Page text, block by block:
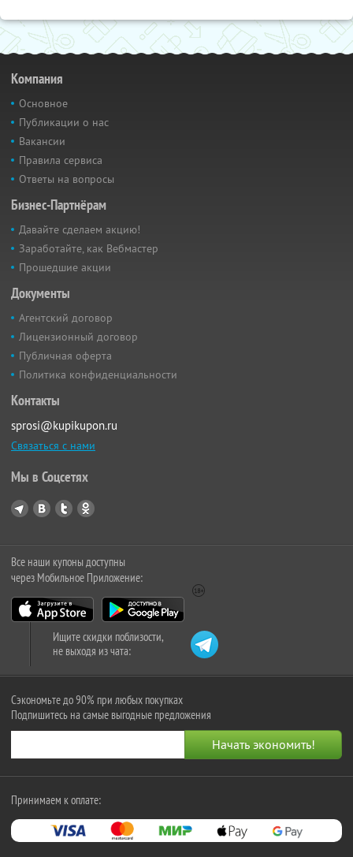
Компания
Основное
Публикации о нас
Вакансии
Правила сервиса
Ответы на вопросы
Бизнес-Партнёрам
Давайте сделаем акцию!
Заработайте, как Вебмастер
Прошедшие акции
Документы
Агентский договор
Лицензионный договор
Публичная оферта
Политика конфиденциальности
Контакты
sprosi@kupikupon.ru
Связаться с нами
Мы в Соцсетях
Все наши купоны доступны
через Мобильное Приложение:
Ищите скидки поблизости,
не выходя из чата:
Сэкономьте до 90% при любых покупках
Подпишитесь на самые выгодные предложения
Принимаем к оплате: